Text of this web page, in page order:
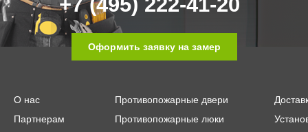
Оформить заявку на замер
О нас
Партнерам
Противопожарные двери
Противопожарные люки